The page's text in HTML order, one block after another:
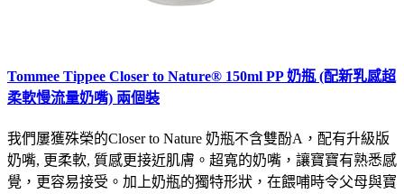
Tommee Tippee Closer to Nature® 150ml PP 奶瓶 (配新乳感超
柔軟慢流量奶嘴) 兩個裝
我們屢獲殊榮的Closer to Nature 奶瓶不含雙酚A，配有升級版
奶嘴, 更柔軟, 質感更接近肌膚。超寬的奶嘴，讓寶寶有熟悉感
覺，更容易接受。加上奶瓶的獨特形狀，在餵哺時令父母與寶